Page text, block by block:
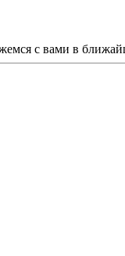
с вами в